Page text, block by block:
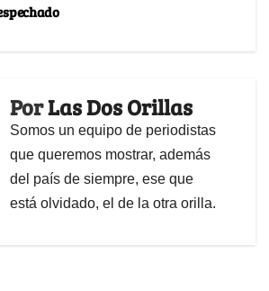
PorLas Dos Orillas
Somos un equipo de periodistas
que queremos mostrar, además
del país de siempre, ese que
está olvidado, el de la otra orilla.